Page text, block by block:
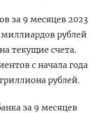
за 9 месяцев 2023
миллиардов рублей
текущие счета.
с начала года
рублей.
за 9 месяцев